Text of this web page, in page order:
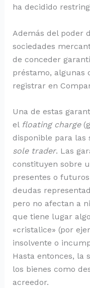
ha decidido
Además del poder
sociedades
de conceder
préstamo, algunas
registrar en
Una de estas
el floating charge
disponible para las
sole trader. Las
constituyen sobre
presentes o
deudas
pero no afectan a
que tiene lugar
«cristalice» (por
insolvente o
Hasta entonces, la
los bienes como
acreedor.